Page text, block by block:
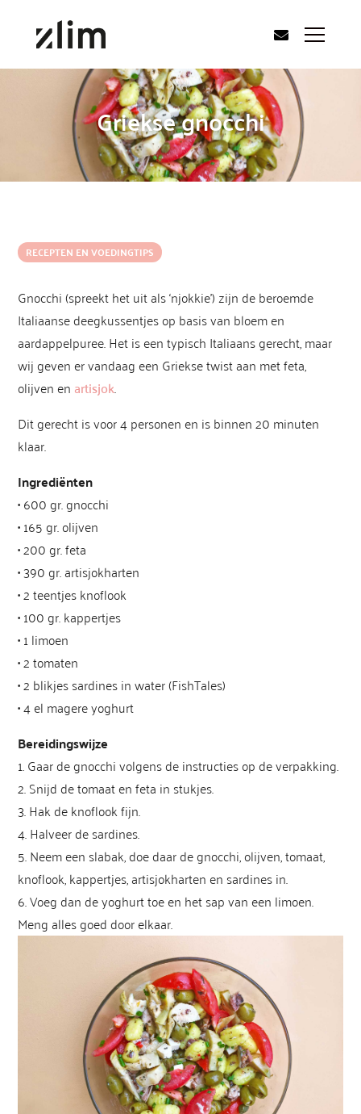
Griekse gnocchi
RECEPTEN EN VOEDINGTIPS
Gnocchi (spreekt het uit als ‘njokkie’) zijn de beroemde
Italiaanse deegkussentjes op basis van bloem en
aardappelpuree. Het is een typisch Italiaans gerecht, maar
wij geven er vandaag een Griekse twist aan met feta,
olijven en artisjok.
Dit gerecht is voor 4 personen en is binnen 20 minuten
klaar.
Ingrediënten
• 600 gr. gnocchi
• 165 gr. olijven
• 200 gr. feta
• 390 gr. artisjokharten
• 2 teentjes knoflook
• 100 gr. kappertjes
• 1 limoen
• 2 tomaten
• 2 blikjes sardines in water (FishTales)
• 4 el magere yoghurt
Bereidingswijze
1. Gaar de gnocchi volgens de instructies op de verpakking.
2. Snijd de tomaat en feta in stukjes.
3. Hak de knoflook fijn.
4. Halveer de sardines.
5. Neem een slabak, doe daar de gnocchi, olijven, tomaat,
knoflook, kappertjes, artisjokharten en sardines in.
6. Voeg dan de yoghurt toe en het sap van een limoen.
Meng alles goed door elkaar.